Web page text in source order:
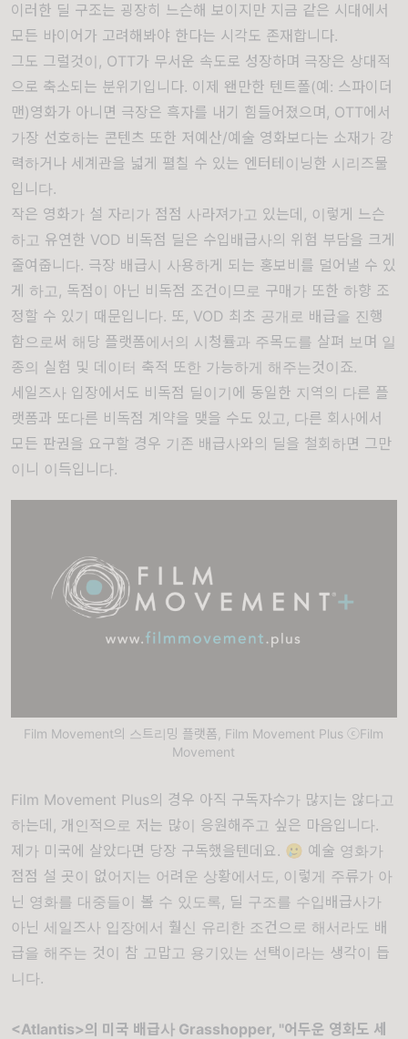
이러한 딜 구조는 굉장히 느슨해 보이지만 지금 같은 시대에서
모든 바이어가 고려해봐야 한다는 시각도 존재합니다.
그도 그럴것이, OTT가 무서운 속도로 성장하며 극장은 상대적
으로 축소되는 분위기입니다. 이제 왠만한 텐트폴(예: 스파이더
맨)영화가 아니면 극장은 흑자를 내기 힘들어졌으며, OTT에서
가장 선호하는 콘텐츠 또한 저예산/예술 영화보다는 소재가 강
력하거나 세계관을 넓게 펼칠 수 있는 엔터테이닝한 시리즈물
입니다.
작은 영화가 설 자리가 점점 사라져가고 있는데, 이렇게 느슨
하고 유연한 VOD 비독점 딜은 수입배급사의 위험 부담을 크게
줄여줍니다. 극장 배급시 사용하게 되는 홍보비를 덜어낼 수 있
게 하고, 독점이 아닌 비독점 조건이므로 구매가 또한 하향 조
정할 수 있기 때문입니다. 또, VOD 최초 공개로 배급을 진행
함으로써 해당 플랫폼에서의 시청률과 주목도를 살펴 보며 일
종의 실험 및 데이터 축적 또한 가능하게 해주는것이죠.
세일즈사 입장에서도 비독점 딜이기에 동일한 지역의 다른 플
랫폼과 또다른 비독점 계약을 맺을 수도 있고, 다른 회사에서
모든 판권을 요구할 경우 기존 배급사와의 딜을 철회하면 그만
이니 이득입니다.
Film Movement의 스트리밍 플랫폼, Film Movement Plus ⓒFilm
Movement
Film Movement Plus의 경우 아직 구독자수가 많지는 않다고
하는데, 개인적으로 저는 많이 응원해주고 싶은 마음입니다.
제가 미국에 살았다면 당장 구독했을텐데요. 🥲 예술 영화가
점점 설 곳이 없어지는 어려운 상황에서도, 이렇게 주류가 아
닌 영화를 대중들이 볼 수 있도록, 딜 구조를 수입배급사가
아닌 세일즈사 입장에서 훨신 유리한 조건으로 해서라도 배
급을 해주는 것이 참 고맙고 용기있는 선택이라는 생각이 듭
니다.
<Atlantis>의 미국 배급사 Grasshopper, "어두운 영화도 세